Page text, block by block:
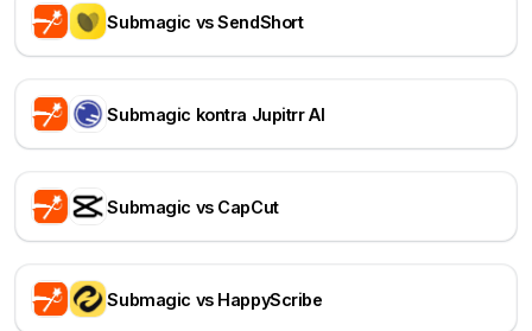
Submagic vs SendShort
Submagic kontra Jupitrr AI
Submagic vs CapCut
Submagic vs HappyScribe